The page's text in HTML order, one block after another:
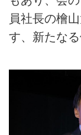
員社長の檜
す、新たな